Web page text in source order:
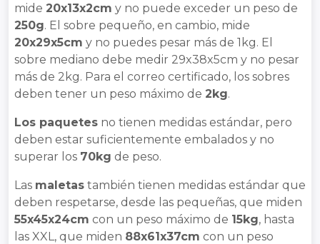
mide 20x13x2cm y no puede exceder un peso de
250g. El sobre pequeño, en cambio, mide
20x29x5cm y no puedes pesar más de 1kg. El
sobre mediano debe medir 29x38x5cm y no pesar
más de 2kg. Para el correo certificado, los sobres
deben tener un peso máximo de 2kg.
Los paquetes no tienen medidas estándar, pero
deben estar suficientemente embalados y no
superar los 70kg de peso.
Las maletas también tienen medidas estándar que
deben respetarse, desde las pequeñas, que miden
55x45x24cm con un peso máximo de 15kg, hasta
las XXL, que miden 88x61x37cm con un peso